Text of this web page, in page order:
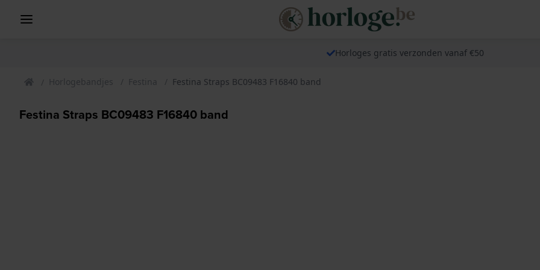
Horloges gratis verzonden vanaf €50
Horlogebandjes Festina Festina Straps BC09483 F16840 band
Festina Straps BC09483 F16840 band